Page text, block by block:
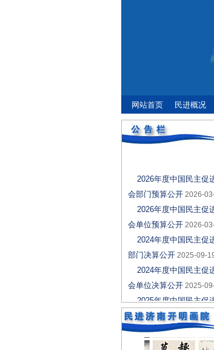
网站首页 民进概况